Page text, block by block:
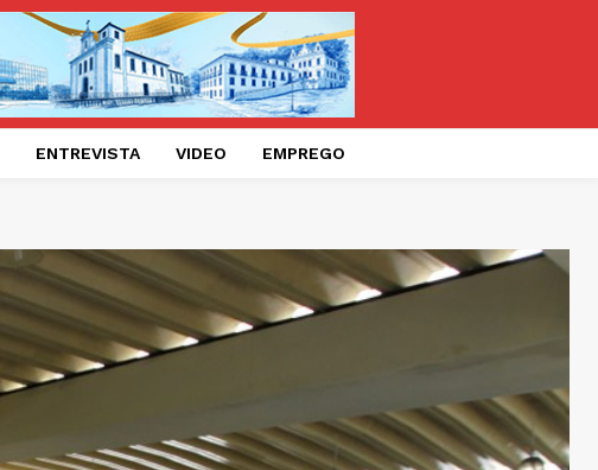
ENTREVISTA VIDEO EMPREGO